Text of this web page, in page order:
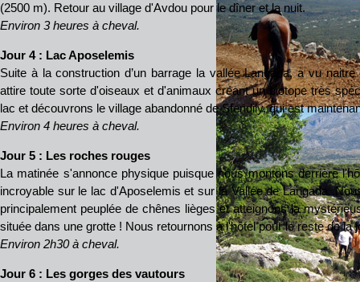
(2500 m). Retour au village d'Avdou pour le dîner et la nuit.
Environ 3 heures à cheval.
Jour 4 : Lac Aposelemis
Suite à la construction d’un barrage la vallée Langada, a vu
attire toute sorte d'oiseaux et d'animaux créant un biotope très
lac et découvrons le village abandonné de Sfendily, qui est
Environ 4 heures à cheval.
Jour 5 : Les roches rouges
La matinée s'annonce physique puisque nous montons derrière
incroyable sur le lac d'Aposelemis et sur la Vallée de Langada.
principalement peuplée de chênes lièges et atteignons la
située dans une grotte ! Nous retournons à l'hôtel pour le reste de la
Environ 2h30 à cheval.
Jour 6 : Les gorges des vautours